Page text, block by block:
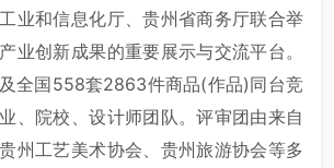
业和信息化厅、贵州省商务厅联合举
业创新成果的重要展示与交流平台。
全国558套2863件商品(作品)同台竞
、院校、设计师团队。评审团由来自
州工艺美术协会、贵州旅游协会等多